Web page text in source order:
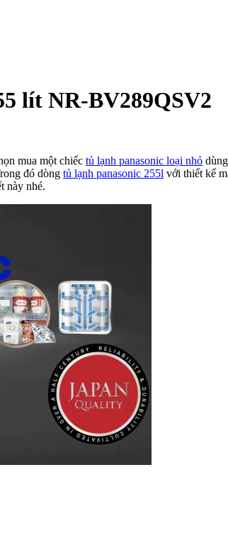
lít NR-BV289QSV2
mua một chiếc tủ lạnh panasonic loại nhỏ
đó dòng tủ lạnh panasonic 255l với thiết kế
này nhé.